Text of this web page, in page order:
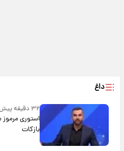
داغ
۳۲ دقیقه پیش
استوری
بازکات